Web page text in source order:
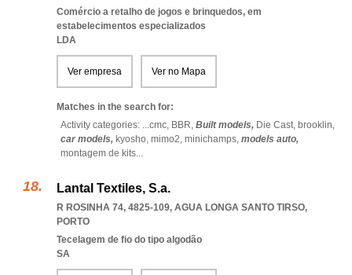
Comércio a retalho de jogos e brinquedos, em
estabelecimentos especializados
LDA
Ver empresa Ver no Mapa
Matches in the search for:
Activity categories: ...cmc, BBR, Built models, Die Cast, brooklin,
car models, kyosho, mimo2, minichamps, models auto,
montagem de kits...
Lantal Textiles, S.a.
R ROSINHA 74, 4825-109, AGUA LONGA SANTO TIRSO,
PORTO
Tecelagem de fio do tipo algodão
SA